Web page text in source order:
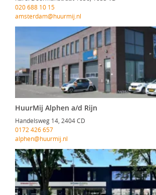
020 688 10 15
amsterdam@huurmij.nl
HuurMij Alphen a/d Rijn
Handelsweg 14, 2404 CD
0172 426 657
alphen@huurmij.nl